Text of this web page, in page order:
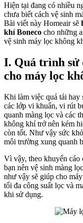
Hiện tại đang có nhiều
chưa biết cách vệ sinh
Bài viết này Homeair sẽ
khí Boneco cho những
vệ sinh máy lọc không
I. Quá trình sử
cho máy lọc
Khi làm việc quá tải hay
các lớp vi khuẩn, vi rút
quanh màng lọc và các
không khí trở nên kém
còn tốt. Như vậy sức
môi trường xung quanh
Vì vậy, theo khuyến cáo
bạn nên vệ sinh màng
như vậy sẽ giúp cho
tối đa công suất lọc và
khi sử dụng.